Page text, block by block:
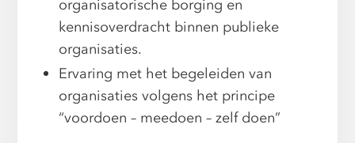
organisatorische borging en
kennisoverdracht binnen publieke
organisaties.
Ervaring met het begeleiden van
organisaties volgens het principe
“voordoen – meedoen – zelf doen”